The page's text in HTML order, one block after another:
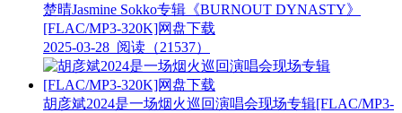
楚晴Jasmine Sokko专辑《BURNOUT DYNASTY》
[FLAC/MP3-320K]网盘下载
2025-03-28 阅读（21537）
胡彦斌2024是一场烟火巡回演唱会现场专辑[FLAC/MP3-